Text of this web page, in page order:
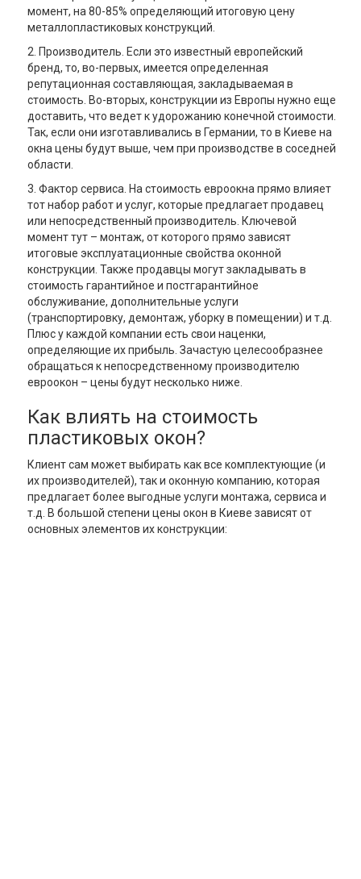
момент, на 80-85% определяющий итоговую цену
металлопластиковых конструкций.
2. Производитель. Если это известный европейский
бренд, то, во-первых, имеется определенная
репутационная составляющая, закладываемая в
стоимость. Во-вторых, конструкции из Европы нужно еще
доставить, что ведет к удорожанию конечной стоимости.
Так, если они изготавливались в Германии, то в Киеве на
окна цены будут выше, чем при производстве в соседней
области.
3. Фактор сервиса. На стоимость евроокна прямо влияет
тот набор работ и услуг, которые предлагает продавец
или непосредственный производитель. Ключевой
момент тут – монтаж, от которого прямо зависят
итоговые эксплуатационные свойства оконной
конструкции. Также продавцы могут закладывать в
стоимость гарантийное и постгарантийное
обслуживание, дополнительные услуги
(транспортировку, демонтаж, уборку в помещении) и т.д.
Плюс у каждой компании есть свои наценки,
определяющие их прибыль. Зачастую целесообразнее
обращаться к непосредственному производителю
евроокон – цены будут несколько ниже.
Как влиять на стоимость
пластиковых окон?
Клиент сам может выбирать как все комплектующие (и
их производителей), так и оконную компанию, которая
предлагает более выгодные услуги монтажа, сервиса и
т.д. В большой степени цены окон в Киеве зависят от
основных элементов их конструкции: